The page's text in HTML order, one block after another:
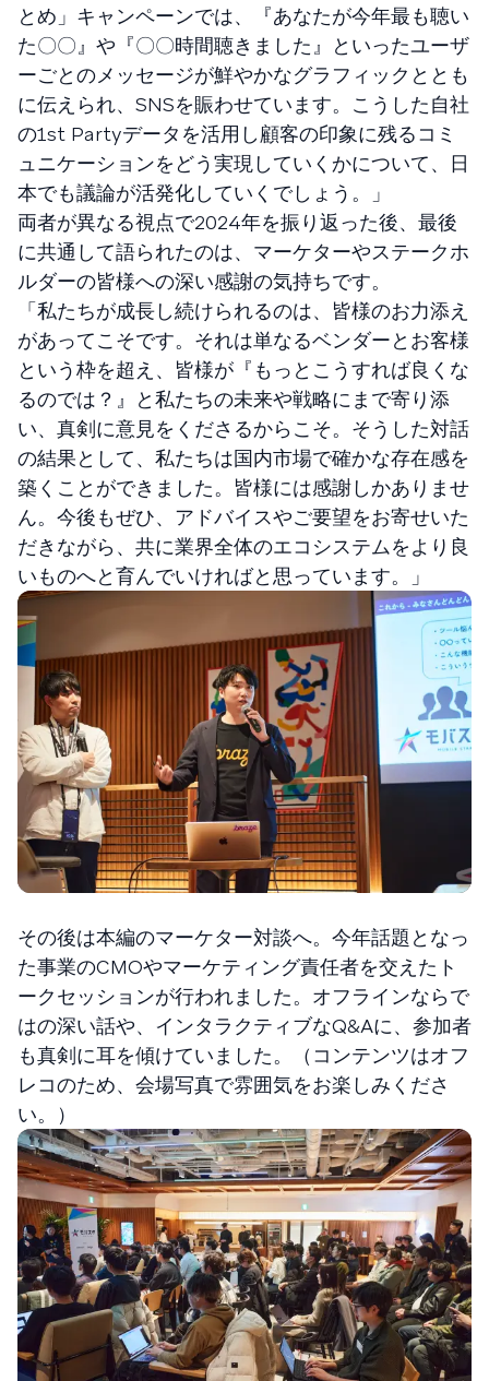
とめ」キャンペーンでは、『あなたが今年最も聴い
た〇〇』や『〇〇時間聴きました』といったユーザ
ーごとのメッセージが鮮やかなグラフィックととも
に伝えられ、SNSを賑わせています。こうした自社
の1st Partyデータを活用し顧客の印象に残るコミ
ュニケーションをどう実現していくかについて、日
本でも議論が活発化していくでしょう。」
両者が異なる視点で2024年を振り返った後、最後
に共通して語られたのは、マーケターやステークホ
ルダーの皆様への深い感謝の気持ちです。
「私たちが成長し続けられるのは、皆様のお力添え
があってこそです。それは単なるベンダーとお客様
という枠を超え、皆様が『もっとこうすれば良くな
るのでは？』と私たちの未来や戦略にまで寄り添
い、真剣に意見をくださるからこそ。そうした対話
の結果として、私たちは国内市場で確かな存在感を
築くことができました。皆様には感謝しかありませ
ん。今後もぜひ、アドバイスやご要望をお寄せいた
だきながら、共に業界全体のエコシステムをより良
いものへと育んでいければと思っています。」
その後は本編のマーケター対談へ。今年話題となっ
た事業のCMOやマーケティング責任者を交えたト
ークセッションが行われました。オフラインならで
はの深い話や、インタラクティブなQ&Aに、参加者
も真剣に耳を傾けていました。（コンテンツはオフ
レコのため、会場写真で雰囲気をお楽しみくださ
い。）